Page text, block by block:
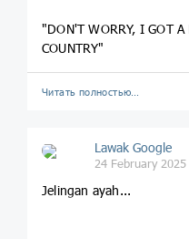
"DON'T WORRY, I GOT A
COUNTRY"
Читать полностью…
Lawak Google
24 February
Jelingan ayah...